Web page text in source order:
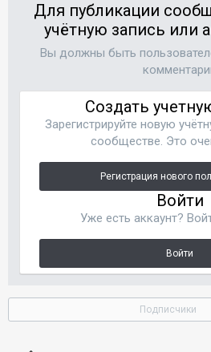
Для публикации
учётную запись или
Вы должны быть
Создать
Зарегистрируйте новую
сообществе. Это
Регистрация нового
Войти
Уже есть аккаунт?
Войти
Подписчики